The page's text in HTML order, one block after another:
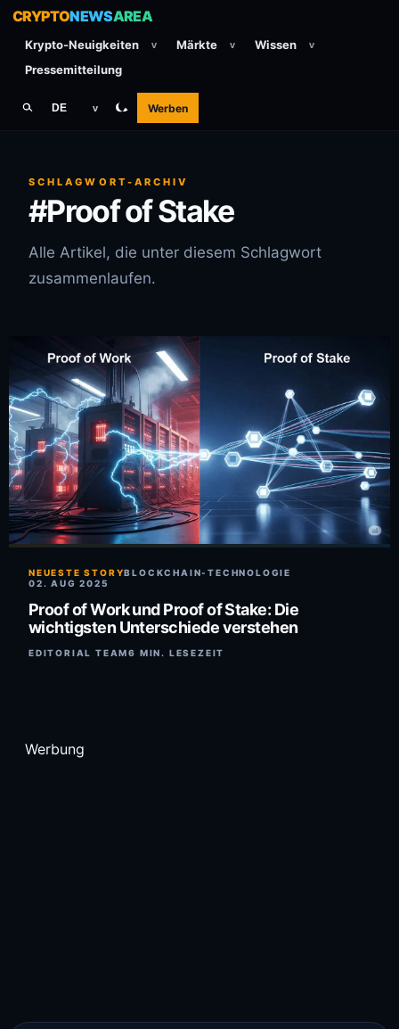
CRYPTONEWSAREA
Krypto-Neuigkeiten v Märkte v Wissen v
Pressemitteilung
DE v Werben
SCHLAGWORT-ARCHIV
#Proof of Stake
Alle Artikel, die unter diesem Schlagwort
zusammenlaufen.
NEUESTE STORYBLOCKCHAIN-TECHNOLOGIE
02. AUG 2025
Proof of Work und Proof of Stake: Die
wichtigsten Unterschiede verstehen
EDITORIAL TEAM6 MIN. LESEZEIT
Werbung